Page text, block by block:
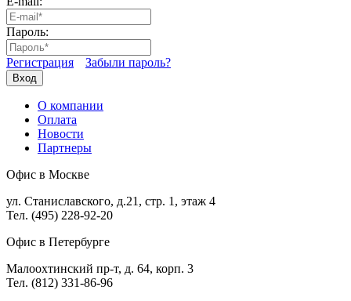
Пароль:
Регистрация Забыли пароль?
Вход
О компании
Оплата
Новости
Партнеры
Офис в Москве
ул. Станиславского, д.21, стр. 1, этаж 4
Тел. (495) 228-92-20
Офис в Петербурге
Малоохтинский пр-т, д. 64, корп. 3
Тел. (812) 331-86-96